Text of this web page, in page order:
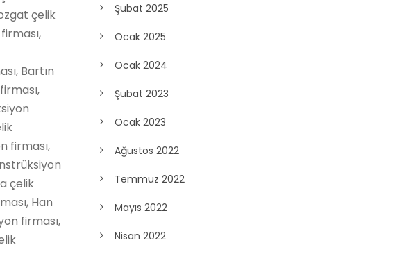
Şubat 2025
Ocak 2025
Ocak 2024
Şubat 2023
Ocak 2023
Ağustos 2022
Temmuz 2022
Mayıs 2022
Nisan 2022